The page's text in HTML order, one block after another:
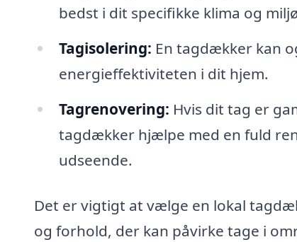
bedst i dit specifikke klima og
Tagisolering: En tagdækker kan
energieffektiviteten i dit hjem.
Tagrenovering: Hvis dit tag er
tagdækker hjælpe med en fuld
udseende.
Det er vigtigt at vælge en lokal
og forhold, der kan påvirke tage i